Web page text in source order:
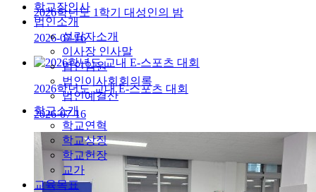
학교장인사
법인소개
설립자소개
이사장 인사말
법인임원
법인이사회회의록
법인예결산
학교소개
학교연혁
학교상징
학교헌장
교가
교육목표
2026학년도 1학기 대성인의 밤
2026-07-16
2026학년도 교내 E-스포츠 대회
2026-07-16